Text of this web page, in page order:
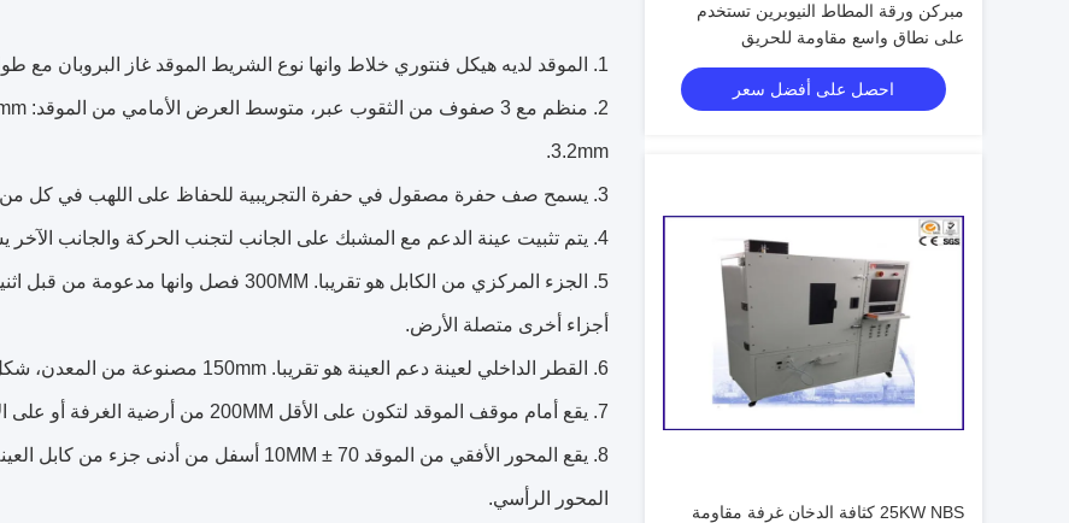
مبركن ورقة المطاط النيوبرين تستخدم
على نطاق واسع مقاومة للحريق
احصل على أفضل سعر
25KW NBS كثافة الدخان غرفة مقاومة
1. الموقد لديه هيكل فنتوري خلاط وانها نوع الشريط الموقد غاز البروبان مع طول الجبهة من 500MM
3.2mm.
3. يسمح صف حفرة مصقول في حفرة التجريبية للحفاظ على اللهب في كل من وجوه لوحة الموقد
4. يتم تثبيت عينة الدعم مع المشبك على الجانب لتجنب الحركة والجانب الآخر يسمح الحرارة تنتشر في الطول.
5. الجزء المركزي من الكابل هو تقريبا. 300MM فصل وانها مدعومة من قبل اثنين من حلقات معدنية.
أجزاء أخرى متصلة الأرض.
6. القطر الداخلي لعينة دعم العينة هو تقريبا. 150mm مصنوعة من المعدن، شكل دائري مع 10 ± 2mm القطر.
7. يقع أمام موقف الموقد لتكون على الأقل 200MM من أرضية الغرفة أو على الأقل 300MM من سطح الجدار الغرفة.
8. يقع المحور الأفقي من الموقد 70 ± 10MM أسفل من أدنى جزء من كابل العينة والمحور الرأسي من الموقد يقع تقريبا.
المحور الرأسي.